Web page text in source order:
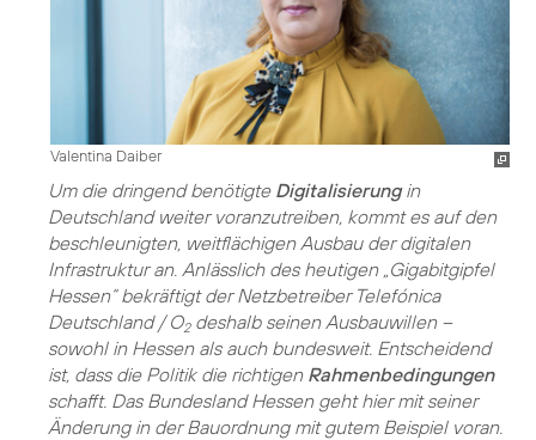
Valentina Daiber
Um die dringend benötigte Digitalisierungin
Deutschland weiter voranzutreiben, kommt es auf den
beschleunigten, weitflächigen Ausbau der digitalen
Infrastruktur an. Anlässlich des heutigen „Gigabitgipfel
Hessen“ bekräftigt der Netzbetreiber Telefónica
Deutschland / O2deshalb seinen Ausbauwillen –
sowohl in Hessen als auch bundesweit. Entscheidend
ist, dass die Politik die richtigen Rahmenbedingungen
schafft. Das Bundesland Hessen geht hier mit seiner
Änderung in der Bauordnung mit gutem Beispiel voran.